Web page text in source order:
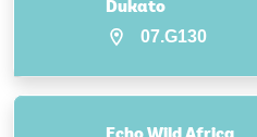
Dukato
07.G130